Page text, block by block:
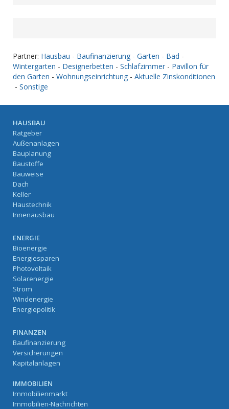
Partner: Hausbau - Baufinanzierung - Garten - Bad -
Wintergarten - Designerbetten - Schlafzimmer - Pavillon für
den Garten - Wohnungseinrichtung - Aktuelle Zinskonditionen
- Sonstige
HAUSBAU
Ratgeber
Außenanlagen
Bauplanung
Baustoffe
Bauweise
Dach
Keller
Haustechnik
Innenausbau
ENERGIE
Bioenergie
Energiesparen
Photovoltaik
Solarenergie
Strom
Windenergie
Energiepolitik
FINANZEN
Baufinanzierung
Versicherungen
Kapitalanlagen
IMMOBILIEN
Immobilienmarkt
Immobilien-Nachrichten